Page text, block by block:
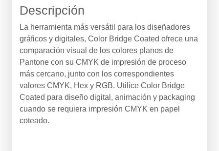
Descripción
La herramienta más versátil para los diseñadores
gráficos y digitales, Color Bridge Coated ofrece una
comparación visual de los colores planos de
Pantone con su CMYK de impresión de proceso
más cercano, junto con los correspondientes
valores CMYK, Hex y RGB. Utilice Color Bridge
Coated para diseño digital, animación y packaging
cuando se requiera impresión CMYK en papel
coteado.